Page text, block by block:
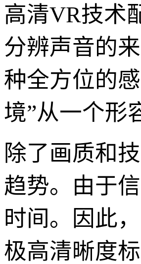
高清VR技术
分辨声音的
种全方位的
境”从一个形
除了画质和
趋势。由于
时间。因此
极高清晰度